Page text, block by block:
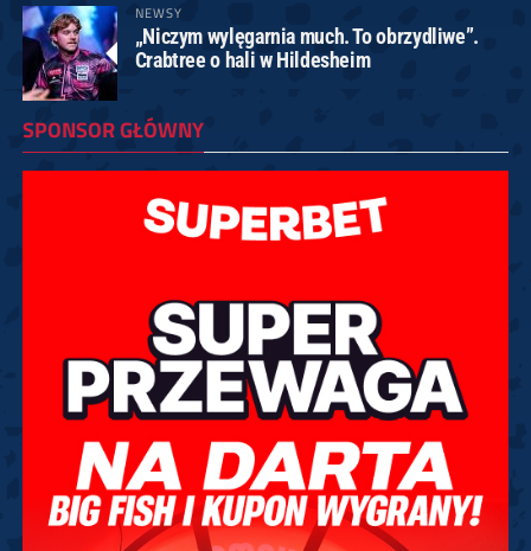
NEWSY
„Niczym wylęgarnia much. To obrzydliwe”.
Crabtree o hali w Hildesheim
SPONSOR GŁÓWNY